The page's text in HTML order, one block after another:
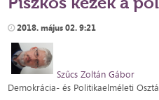
2018. május 02. 9:21
Szűcs Zoltán Gábor
Demokrácia- és Politikaelméleti